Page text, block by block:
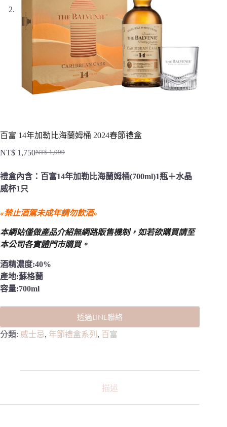
百富 14年加勒比海蘭姆桶 2024春節禮盒
NT$1,999
NT$ 1,999。
NT$ 1,750
NT$ 1,750。
禮盒內含：百富14年加勒比海蘭姆桶(700ml)1瓶＋水晶
威杯1只
«禁止酒駕未成年請勿飲酒»
本網站僅做產品介紹無網路販售機制， 如若欲購買請至
本公司各實體門市購買。
酒精濃度:40%
產地:蘇格蘭
容量:700ml
透過LINE聯絡
分類: 威士忌, 年節禮盒系列 , 百富
描述